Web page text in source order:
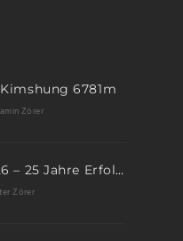
6781m
Zörer
Eis Total 2026 – 25 Jahre Erfolgsgeschichte im steilen Eis
Zörer